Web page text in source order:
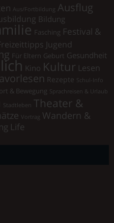
Aus/Fortbildung Ausflug
Bildung
Fasching Festival &
Jugend
Für Eltern Geburt Gesundheit
Kino Kultur Lesen
Rezepte Schul-Info
& Bewegung Sprachreisen & Urlaub
Stadtleben Theater &
Vortrag Wandern &
Life